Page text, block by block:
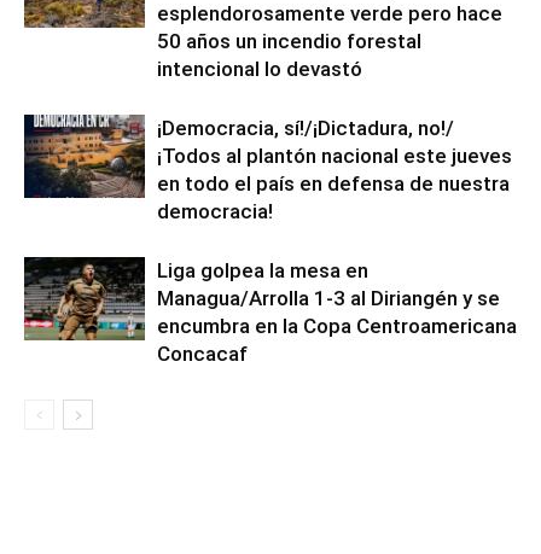
esplendorosamente verde pero hace
50 años un incendio forestal
intencional lo devastó
¡Democracia, sí!/¡Dictadura, no!/
¡Todos al plantón nacional este jueves
en todo el país en defensa de nuestra
democracia!
Liga golpea la mesa en
Managua/Arrolla 1-3 al Diriangén y se
encumbra en la Copa Centroamericana
Concacaf